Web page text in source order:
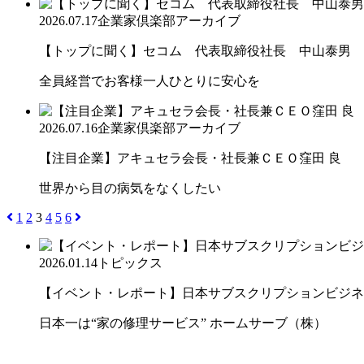
2026.07.17企業家倶楽部アーカイブ
【トップに聞く】セコム 代表取締役社長 中山泰男
全員経営でお客様一人ひとりに安心を
2026.07.16企業家倶楽部アーカイブ
【注目企業】アキュセラ会長・社長兼ＣＥＯ窪田 良
世界から目の病気をなくしたい
1 2 3 4 5 6
2026.01.14 トピックス
【イベント・レポート】日本サブスクリプションビジ
日本一は“家の修理サービス” ホームサーブ（株）